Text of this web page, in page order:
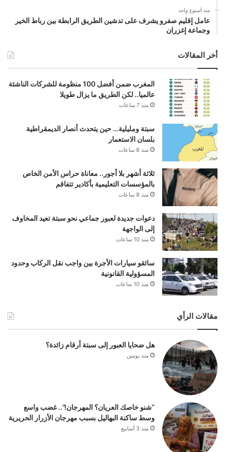
منذ أسبوع واحد
عامل إقليم صفرو يشرف على تدشين الطريق الرابطة بين رباط الخير
وجماعة إغزران
أخر المقالات
المغرب ضمن أفضل 100 منظومة للشركات الناشئة
عالميا.. لكن الطريق ما يزال طويلا
منذ 7 ساعات
سبتة ومليلية… حين يتحدث أنصار الديمقراطية
بلسان الاستعمار
منذ 8 ساعات
ثلاثة أشهر بلا أجور.. معاناة حراس الأمن الخاص
بالمؤسسات التعليمية بأكادير تتفاقم
منذ 8 ساعات
دعوات جديدة لعبور جماعي نحو سبتة تعيد المخاوف
إلى الواجهة
منذ 10 ساعات
سائقو سيارات الأجرة بين واجب نقل الركاب وحدود
المسؤولية القانونية
منذ 10 ساعات
مقالات الرأي
هل ضحايا العبور إلى سبتة أرقام زائدة؟
منذ يومين
“شنو خاصك العريان؟ المهرجان!”.. غضب واسع
وسط ساكنة البهاليل بسبب مهرجان الأزرار الحريرية
منذ 3 أسابيع